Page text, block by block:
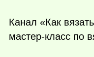
Канал «Как
мастер-класс по